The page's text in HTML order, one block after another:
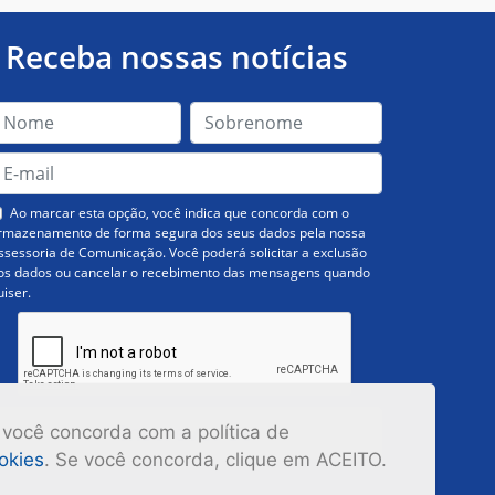
concorda com a política de
. Se você concorda, clique em ACEITO.
Receba nossas notícias
Ao marcar esta opção, você indica que concorda com o
de forma segura dos seus dados pela nossa
de Comunicação. Você poderá solicitar a exclusão
dados ou cancelar o recebimento das mensagens quando
Inscrever-se